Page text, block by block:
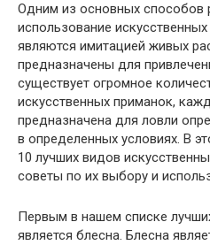
Одним из основных способов
использование
являются имитацией живых
предназначены для
существует огромное
искусственных приманок,
предназначена для ловли
в определенных условиях. В
10 лучших видов
советы по их выбору и
Первым в нашем списке
является блесна. Блесна